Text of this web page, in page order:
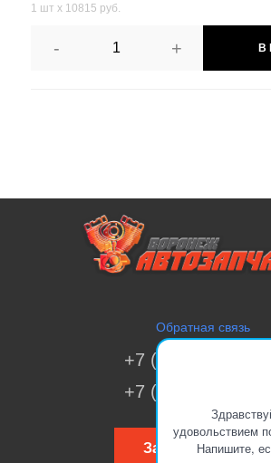
удовольствием
Напишите,
1 шт х 10815 руб.
- + В
Обратная связь
+7 (473) 269-41-51
+7 (473) 200-70-00
Заказать звонок